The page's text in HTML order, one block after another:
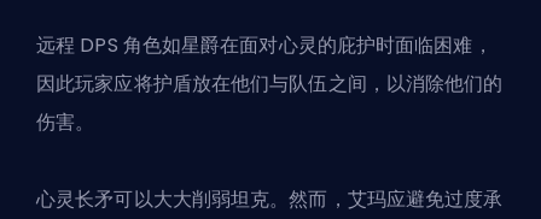
远程 DPS 角色如星爵在面对心灵的庇护时面临困难，
因此玩家应将护盾放在他们与队伍之间，以消除他们的
伤害。
心灵长矛可以大大削弱坦克。然而，艾玛应避免过度承